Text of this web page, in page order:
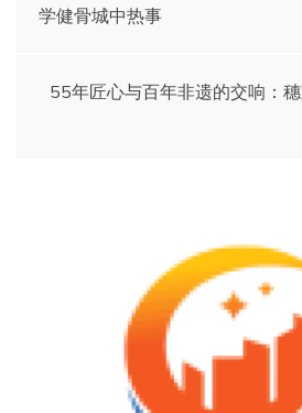
章
学健骨城中热事
55年匠心与百年非遗的交响：